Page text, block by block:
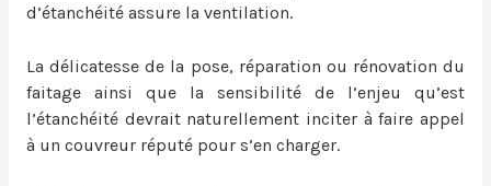
d’étanchéité assure la ventilation.
La délicatesse de la pose, réparation ou rénovation du
faitage ainsi que la sensibilité de l’enjeu qu’est
l’étanchéité devrait naturellement inciter à faire appel
à un couvreur réputé pour s’en charger.